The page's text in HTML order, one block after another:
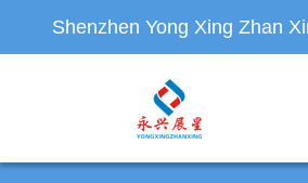
Shenzhen Yong Xing Zhan